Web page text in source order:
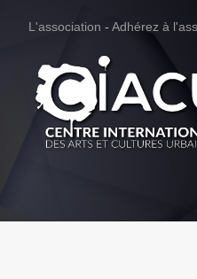
L'association - Adhérez à